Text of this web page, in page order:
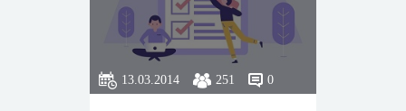
13.03.2014 251 0